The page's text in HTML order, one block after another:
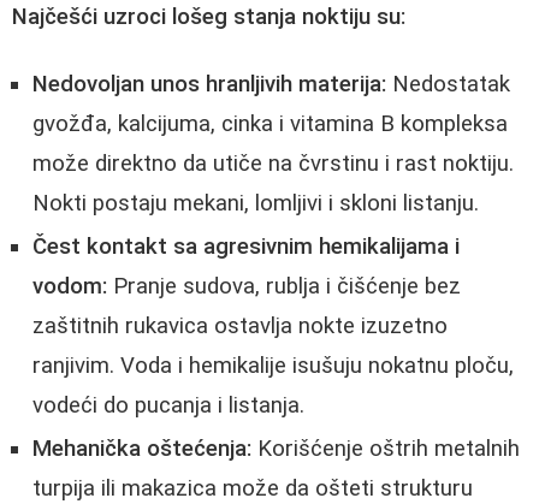
Najčešći uzroci lošeg stanja noktiju su:
Nedovoljan unos hranljivih materija: Nedostatak
gvožđa, kalcijuma, cinka i vitamina B kompleksa
može direktno da utiče na čvrstinu i rast noktiju.
Nokti postaju mekani, lomljivi i skloni listanju.
Čest kontakt sa agresivnim hemikalijama i
vodom: Pranje sudova, rublja i čišćenje bez
zaštitnih rukavica ostavlja nokte izuzetno
ranjivim. Voda i hemikalije isušuju nokatnu ploču,
vodeći do pucanja i listanja.
Mehanička oštećenja: Korišćenje oštrih metalnih
turpija ili makazica može da ošteti strukturu